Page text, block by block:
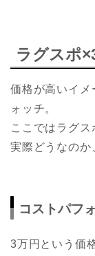
ラグスポ
価格が高いイメ
ォッチ。
ここではラグ
実際どうなのか
コストパフ
3万円という価